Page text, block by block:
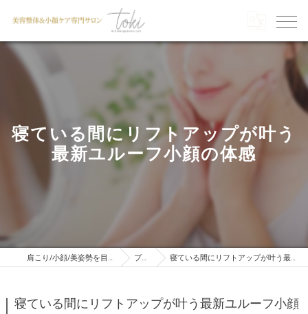
寝ている間にリフトアップが叶う
最新ユルーフ小顔の体感
肩こり/小顔/美姿勢を目指すならTOKI ブログ 寝ている間にリフトアップが叶う最新ユルーフ小顔の体感
寝ている間にリフトアップが叶う最新ユルーフ小顔